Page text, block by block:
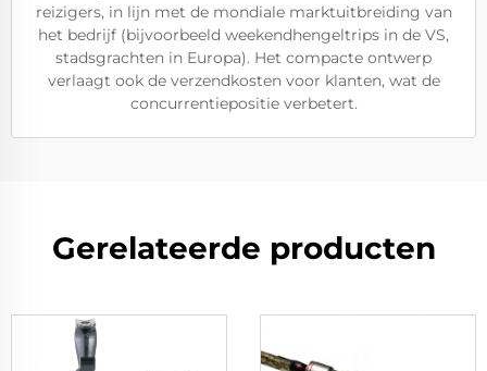
reizigers, in lijn met de mondiale marktuitbreiding van
het bedrijf (bijvoorbeeld weekendhengeltrips in de VS,
stadsgrachten in Europa). Het compacte ontwerp
verlaagt ook de verzendkosten voor klanten, wat de
concurrentiepositie verbetert.
Gerelateerde producten